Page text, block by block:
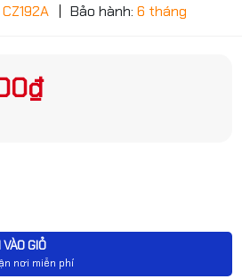
Bảo hành: 6 tháng
GIỎ
nơi miễn phí
M435nw, M701, M706 series
phẩm để nhận thêm nhiều ưu đãi